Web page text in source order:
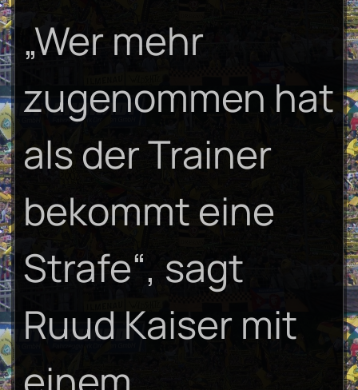
„Wer mehr
zugenommen hat
als der Trainer
bekommt eine
Strafe“, sagt
Ruud Kaiser mit